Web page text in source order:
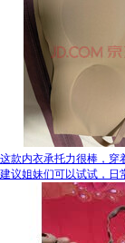
这款内衣承托力很棒，穿
建议姐妹们可以试试，日